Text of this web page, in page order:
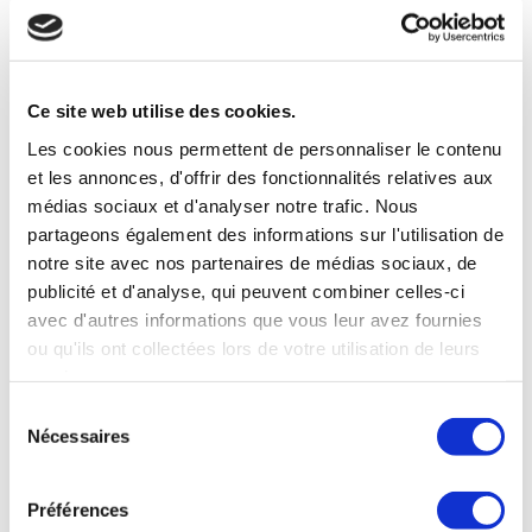
Ce site web utilise des cookies.
Les cookies nous permettent de personnaliser le contenu
et les annonces, d'offrir des fonctionnalités relatives aux
médias sociaux et d'analyser notre trafic. Nous
partageons également des informations sur l'utilisation de
notre site avec nos partenaires de médias sociaux, de
publicité et d'analyse, qui peuvent combiner celles-ci
avec d'autres informations que vous leur avez fournies
ou qu'ils ont collectées lors de votre utilisation de leurs
Nécessaires
Préférences
avec fluidité
Des solutions
d’impression et de
marketing
diversifiées
numérique, 94 % des consommateurs
marketing imprimés tels que les